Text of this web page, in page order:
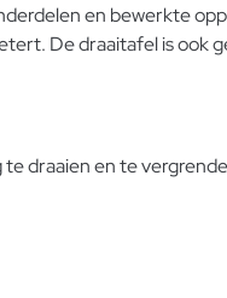
en bewerkte
De draaitafel is ook
draaien en te